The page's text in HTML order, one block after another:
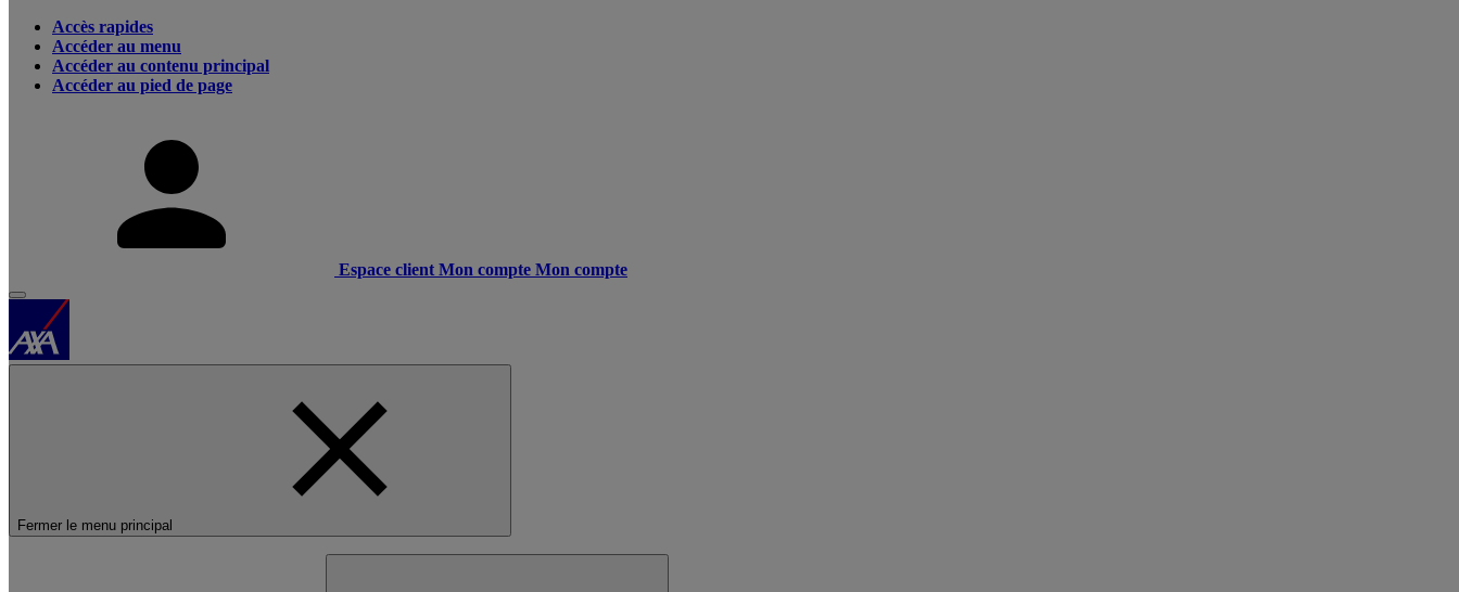
Accès rapides
Accéder au menu
Accéder au contenu principal
Accéder au pied de page
Espace client Mon compte Mon compte
Fermer le menu principal